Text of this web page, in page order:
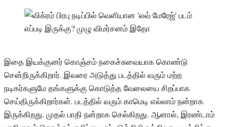
இதை இயக்குனர் கொஞ்சம் நகைச்சுவையாக கொண்டு
சென்றிருக்கிறார். இவரை அடுத்து படத்தில் வரும் மற்ற
நடிகர்களுமே தங்களுக்கு கொடுத்த வேலையை சிறப்பாக
செய்திருக்கிறார்கள். படத்தில் வரும் காமெடி எல்லாம் நன்றாக
இருக்கிறது. முதல் பாதி நன்றாக செல்கிறது. ஆனால், இரண்டாம்